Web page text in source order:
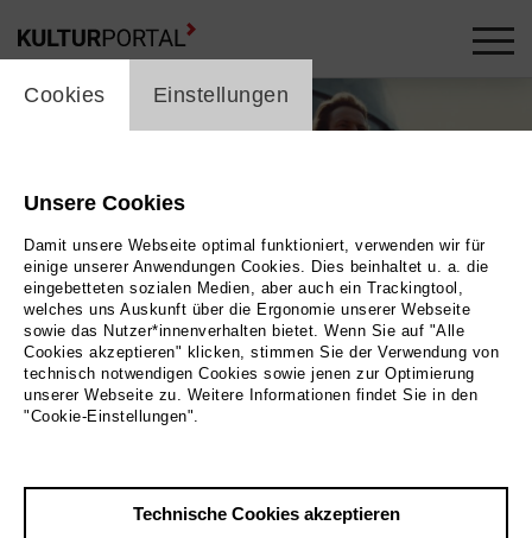
Foto 1978 SpaceX | Elon Musk | MAGNETFILM GmbH
Zurück|Übersicht
Film Info
Deutschland 2018 | 91 min.
cookie_layer
Cookies Einstellungen
Unsere Cookies
Damit unsere Webseite optimal funktioniert, verwenden wir für
einige unserer Anwendungen Cookies. Dies beinhaltet u. a. die
eingebetteten sozialen Medien, aber auch ein Trackingtool,
welches uns Auskunft über die Ergonomie unserer Webseite
sowie das Nutzer*innenverhalten bietet. Wenn Sie auf "Alle
Cookies akzeptieren" klicken, stimmen Sie der Verwendung von
technisch notwendigen Cookies sowie jenen zur Optimierung
unserer Webseite zu. Weitere Informationen findet Sie in den
"Cookie-Einstellungen".
Technische Cookies akzeptieren